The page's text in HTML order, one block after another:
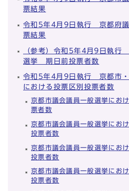
票結果
令和5年4月9日執行 京都府
票結果
（参考）令和5年4月9日執行
選挙 期日前投票者数
令和5年4月9日執行 京都市・
における投票区別投票者数
京都市議会議員一般選挙にお
票者数
京都市議会議員一般選挙にお
投票者数
京都市議会議員一般選挙にお
投票者数
京都市議会議員一般選挙にお
投票者数